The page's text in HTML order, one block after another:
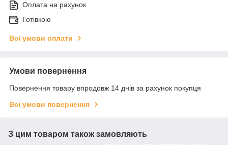
Оплата на рахунок
Готівкою
Всі умови оплати
Умови повернення
Повернення товару впродовж 14 днів за рахунок покупця
Всі умови повернення
З цим товаром також замовляють